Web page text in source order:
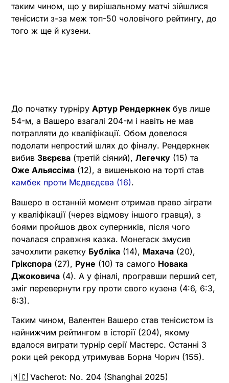
таким чином, що у вирішальному матчі зійшлися
тенісисти з-за меж топ-50 чоловічого рейтингу, до
того ж ще й кузени.
До початку турніру Артур Рендеркнек був лише
54-м, а Вашеро взагалі 204-м і навіть не мав
потрапляти до кваліфікації. Обом довелося
подолати непростий шлях до фіналу. Рендеркнек
вибив Звєрєва (третій сіяний), Легечку (15) та
Оже Альяссіма (12), а вишенькою на торті став
камбек проти Мєдвєдєва (16).
Вашеро в останній момент отримав право зіграти
у кваліфікації (через відмову іншого гравця), з
боями пройшов двох суперників, після чого
почалася справжня казка. Монегаск змусив
зачохлити ракетку Бубліка (14), Махача (20),
Грікспора (27), Руне (10) та самого Новака
Джоковича (4). А у фіналі, програвши перший сет,
зміг перевернути гру проти свого кузена (4:6, 6:3,
6:3).
Таким чином, Валентен Вашеро став тенісистом із
найнижчим рейтингом в історії (204), якому
вдалося виграти турнір серії Мастерс. Останні 3
роки цей рекорд утримував Борна Чорич (155).
🇲🇨 Vacherot: No. 204 (Shanghai 2025)